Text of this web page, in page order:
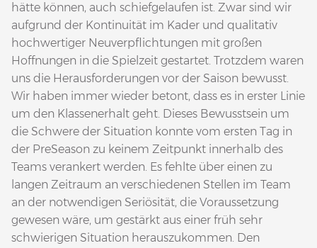
hätte können, auch schiefgelaufen ist. Zwar sind wir
aufgrund der Kontinuität im Kader und qualitativ
hochwertiger Neuverpflichtungen mit großen
Hoffnungen in die Spielzeit gestartet. Trotzdem waren
uns die Herausforderungen vor der Saison bewusst.
Wir haben immer wieder betont, dass es in erster Linie
um den Klassenerhalt geht. Dieses Bewusstsein um
die Schwere der Situation konnte vom ersten Tag in
der PreSeason zu keinem Zeitpunkt innerhalb des
Teams verankert werden. Es fehlte über einen zu
langen Zeitraum an verschiedenen Stellen im Team
an der notwendigen Seriösität, die Voraussetzung
gewesen wäre, um gestärkt aus einer früh sehr
schwierigen Situation herauszukommen. Den